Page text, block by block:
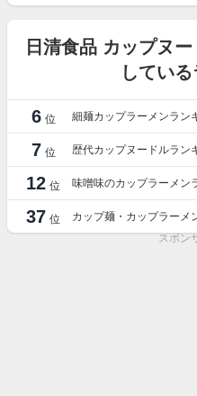
日清食品 カップヌ
してい
6 位 細麺カップラーメンラン
7 位 歴代カップヌードルラン
12 位 味噌味のカップラーメン
37 位
カップ麺・カップラーメ
スポン